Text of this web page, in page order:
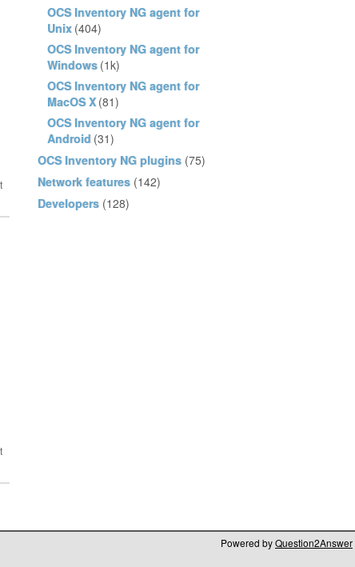
OCS Inventory NG agent for
Unix (404)
OCS Inventory NG agent for
Windows (1k)
OCS Inventory NG agent for
MacOS X (81)
OCS Inventory NG agent for
Android (31)
OCS Inventory NG plugins (75)
Network features (142)
Developers (128)
Powered byQuestion2Answer